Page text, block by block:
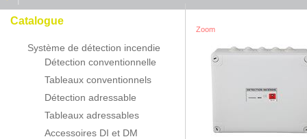
Catalogue
Système de détection incendie
Détection conventionnelle
Tableaux conventionnels
Détection adressable
Tableaux adressables
Accessoires DI et DM
Zoom